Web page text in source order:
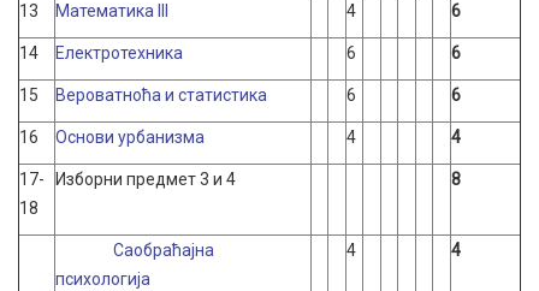
13 Математика III 4 6
14 Eлектротехника 6 6
15 Вероватноћа и статистика 6 6
16 Основи урбанизма 4 4
17-
18
Изборни предмет 3 и 4 8
Саобраћајна
психологија
4 4